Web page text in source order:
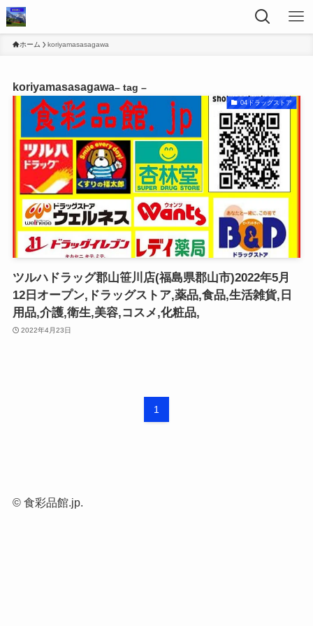
ホーム koriyamasasagawa
koriyamasasagawa– tag –
04ドラッグストア
ツルハドラッグ郡山笹川店(福島県郡山市)2022年5月
12日オープン,ドラッグストア,薬品,食品,生活雑貨,日
用品,介護,衛生,美容,コスメ,化粧品,
2022年4月23日
1
©食彩品館.jp.